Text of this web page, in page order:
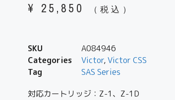
¥ 25,850 （税込）
SKU
A084946
Categories
Victor,Victor CSS
Tag
SAS Series
対応カートリッジ：Z-1、Z-1D